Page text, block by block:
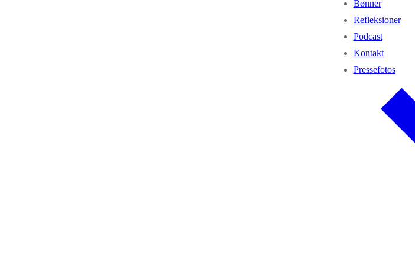
Bønner
Refleksioner
Podcast
Kontakt
Pressefotos